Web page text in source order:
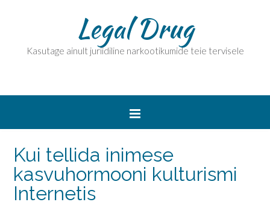
Legal Drug
Kasutage ainult juriidiline narkootikumide teie tervisele
Kui tellida inimese
kasvuhormooni kulturismi
Internetis